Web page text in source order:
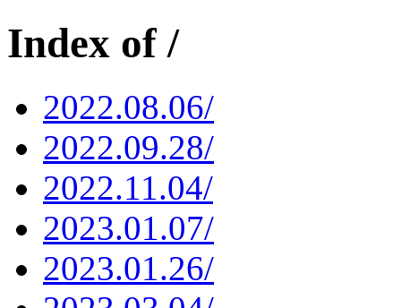
Index of /
2022.08.06/
2022.09.28/
2022.11.04/
2023.01.07/
2023.01.26/